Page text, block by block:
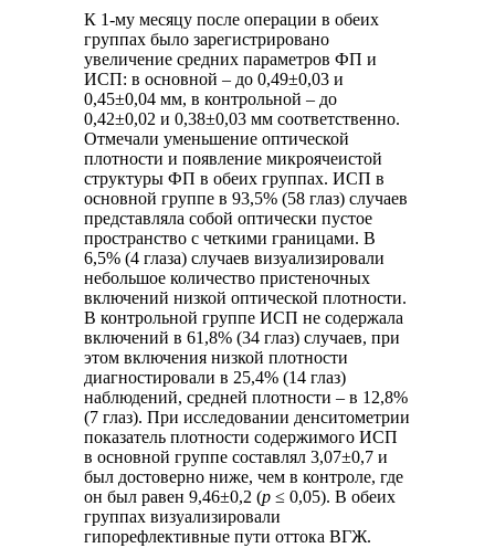
К 1-му месяцу после операции в обеих
группах было зарегистрировано
увеличение средних параметров ФП и
ИСП: в основной – до 0,49±0,03 и
0,45±0,04 мм, в контрольной – до
0,42±0,02 и 0,38±0,03 мм соответственно.
Отмечали уменьшение оптической
плотности и появление микроячеистой
структуры ФП в обеих группах. ИСП в
основной группе в 93,5% (58 глаз) случаев
представляла собой оптически пустое
пространство с четкими границами. В
6,5% (4 глаза) случаев визуализировали
небольшое количество пристеночных
включений низкой оптической плотности.
В контрольной группе ИСП не содержала
включений в 61,8% (34 глаз) случаев, при
этом включения низкой плотности
диагностировали в 25,4% (14 глаз)
наблюдений, средней плотности – в 12,8%
(7 глаз). При исследовании денситометрии
показатель плотности содержимого ИСП
в основной группе составлял 3,07±0,7 и
был достоверно ниже, чем в контроле, где
он был равен 9,46±0,2 (р ≤ 0,05). В обеих
группах визуализировали
гипорефлективные пути оттока ВГЖ.